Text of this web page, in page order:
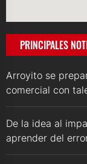
PRINCIPALES
Arroyito se
comercial con
De la idea al
aprender del